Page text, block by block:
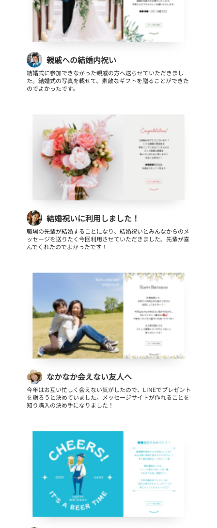
親戚への結婚内祝い
結婚式に参加できなかった親戚の方へ送らせていただきまし
た。結婚式の写真を載せて、素敵なギフトを贈ることができた
のでよかったです。
結婚祝いに利用しました！
職場の先輩が結婚することになり、結婚祝いとみんなからのメ
ッセージを送りたく今回利用させていただきました。先輩が喜
んでくれたのでよかったです！
なかなか会えない友人へ
今年はお互い忙しく会えない気がしたので、LINEでプレゼント
を贈ろうと決めていました。メッセージサイトが作れることを
知り購入の決め手になりました！